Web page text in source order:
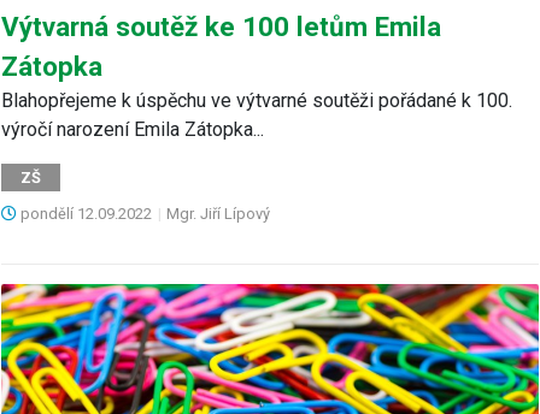
Výtvarná soutěž ke 100 letům Emila
Zátopka
Blahopřejeme k úspěchu ve výtvarné soutěži pořádané k 100.
výročí narození Emila Zátopka...
ZŠ
pondělí 12.09.2022 | Mgr. Jiří Lípový